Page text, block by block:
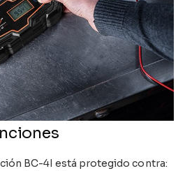
BC-4I está protegido contra: